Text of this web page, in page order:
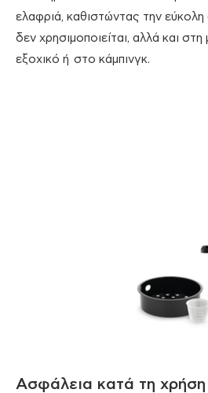
ελαφριά, καθιστώντας την
δεν χρησιμοποιείται, αλλά και
εξοχικό ή στο κάμπινγκ.
Ασφάλεια κατά τη χρήση